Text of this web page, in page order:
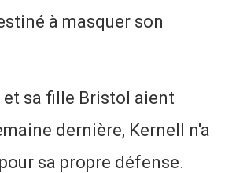
à masquer son
et sa fille Bristol aient
dernière, Kernell n'a
sa propre défense.